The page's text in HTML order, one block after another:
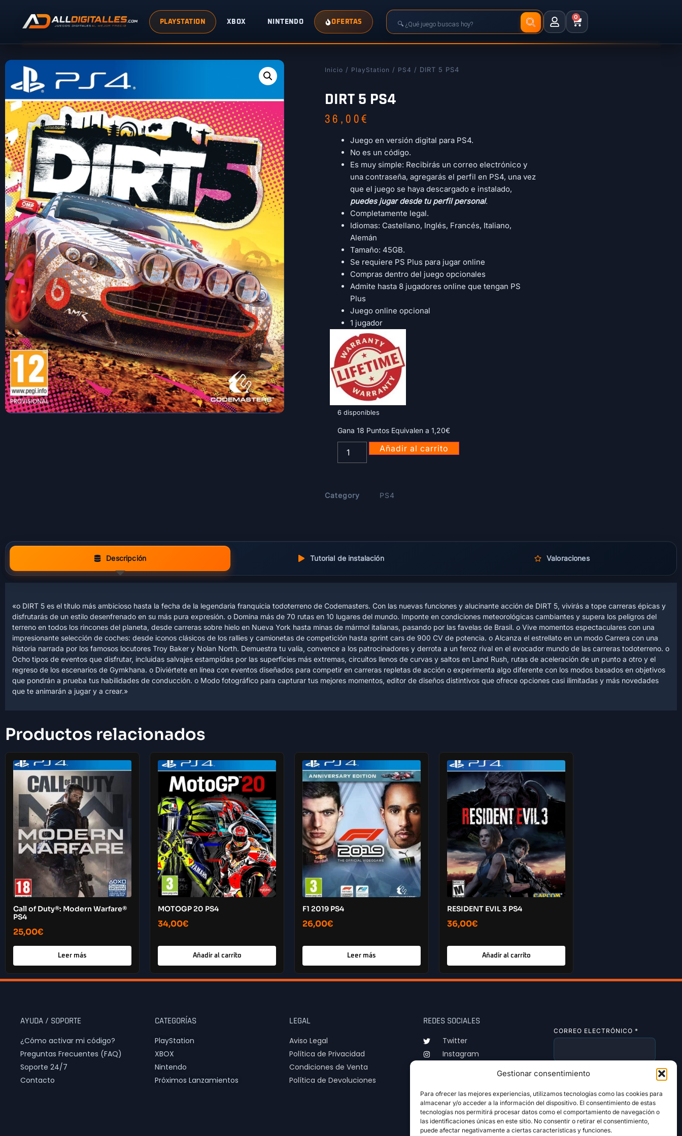
Gestionar consentimiento
Para ofrecer las mejores experiencias, utilizamos tecnologías como las cookies para
almacenar y/o acceder a la información del dispositivo. El consentimiento de estas
tecnologías nos permitirá procesar datos como el comportamiento de navegación o
las identificaciones únicas en este sitio. No consentir o retirar el consentimiento,
puede afectar negativamente a ciertas características y funciones.
PLAYSTATION XBOX NINTENDO OFERTAS
0
Inicio / PlayStation / PS4 / DIRT 5 PS4
DIRT 5 PS4
36,00€
Juego en versión digital para PS4.
No es un código.
Es muy simple: Recibirás un correo electrónico y
una contraseña, agregarás el perfil en PS4, una vez
que el juego se haya descargado e instalado,
puedes jugar desde tu perfil personal.
Completamente legal.
Idiomas: Castellano, Inglés, Francés, Italiano,
Alemán
Tamaño: 45GB.
Se requiere PS Plus para jugar online
Compras dentro del juego opcionales
Admite hasta 8 jugadores online que tengan PS
Plus
Juego online opcional
1 jugador
6 disponibles
Gana 18 Puntos Equivalen a 1,20€
Añadir al carrito
Category PS4
Descripción Tutorial de instalación Valoraciones
«o DIRT 5 es el título más ambicioso hasta la fecha de la legendaria franquicia todoterreno de Codemasters. Con las nuevas funciones y alucinante acción de DIRT 5, vivirás a tope carreras épicas y
disfrutarás de un estilo desenfrenado en su más pura expresión. o Domina más de 70 rutas en 10 lugares del mundo. Imponte en condiciones meteorológicas cambiantes y supera los peligros del
terreno en todos los rincones del planeta, desde carreras sobre hielo en Nueva York hasta minas de mármol italianas, pasando por las favelas de Brasil. o Vive momentos espectaculares con una
impresionante selección de coches: desde iconos clásicos de los rallies y camionetas de competición hasta sprint cars de 900 CV de potencia. o Alcanza el estrellato en un modo Carrera con una
historia narrada por los famosos locutores Troy Baker y Nolan North. Demuestra tu valía, convence a los patrocinadores y derrota a un feroz rival en el evocador mundo de las carreras todoterreno. o
Ocho tipos de eventos que disfrutar, incluidas salvajes estampidas por las superficies más extremas, circuitos llenos de curvas y saltos en Land Rush, rutas de aceleración de un punto a otro y el
regreso de los escenarios de Gymkhana. o Diviértete en línea con eventos diseñados para competir en carreras repletas de acción o experimenta algo diferente con los modos basados en objetivos
que pondrán a prueba tus habilidades de conducción. o Modo fotográfico para capturar tus mejores momentos, editor de diseños distintivos que ofrece opciones casi ilimitadas y más novedades
que te animarán a jugar y a crear.»
Productos relacionados
Call of Duty®: Modern Warfare®
PS4
25,00€
Leer más
MOTOGP 20 PS4
34,00€
Añadir al carrito
F1 2019 PS4
26,00€
Leer más
RESIDENT EVIL 3 PS4
36,00€
Añadir al carrito
AYUDA / SOPORTE
¿Cómo activar mi código?
Preguntas Frecuentes (FAQ)
Soporte 24/7
Contacto
CATEGORÍAS
PlayStation
XBOX
Nintendo
Próximos Lanzamientos
LEGAL
Aviso Legal
Política de Privacidad
Condiciones de Venta
Política de Devoluciones
REDES SOCIALES
Twitter
Instagram
CORREO ELECTRÓNICO*
SUSCRIBIRSE